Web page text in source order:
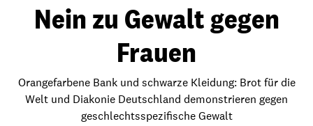
Nein zu Gewalt gegen
Frauen
Orangefarbene Bank und schwarze Kleidung: Brot für die
Welt und Diakonie Deutschland demonstrieren gegen
geschlechtsspezifische Gewalt